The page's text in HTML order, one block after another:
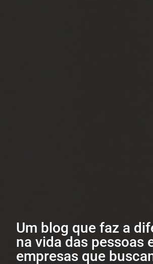
Um blog que faz a
na vida das pessoas
empresas que